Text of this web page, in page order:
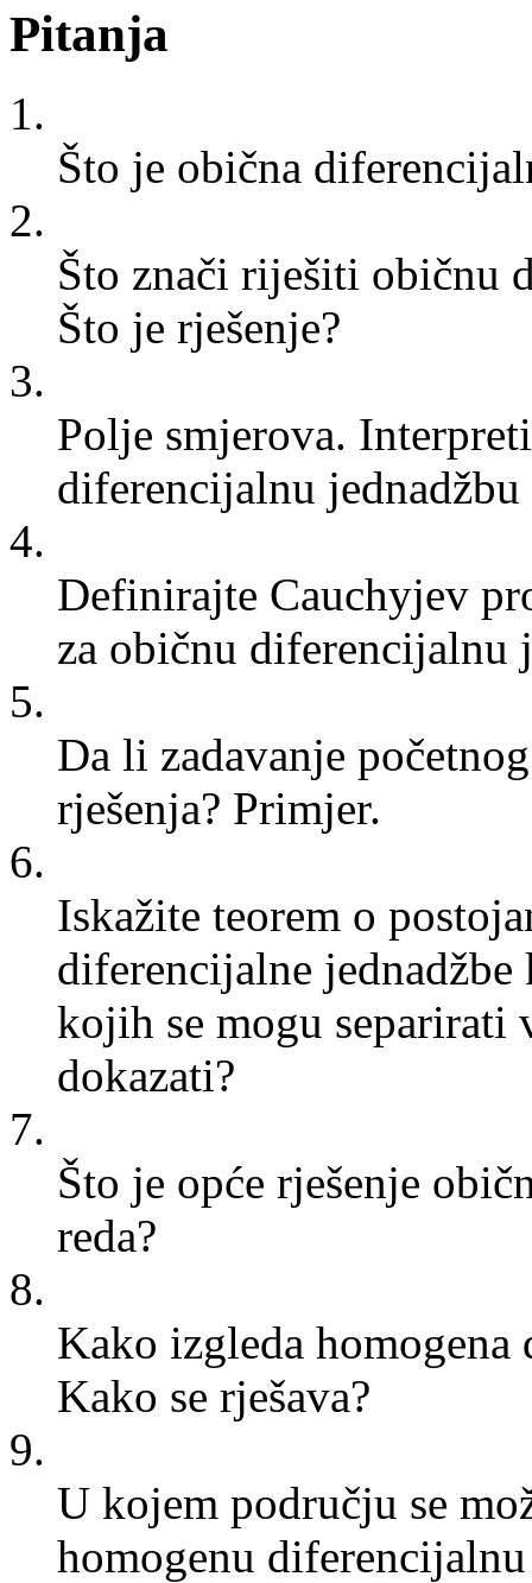
Pitanja
1.
Što je obična
2.
Što znači riješiti običnu
Što je rješenje?
3.
Polje smjerova.
diferencijalnu jednadžbu
4.
Definirajte Cauchyjev
za običnu diferencijalnu
5.
Da li zadavanje
rješenja? Primjer.
6.
Iskažite teorem o
diferencijalne
kojih se mogu separirati
dokazati?
7.
Što je opće rješenje
reda?
8.
Kako izgleda homogena
Kako se rješava?
9.
U kojem području se
homogenu